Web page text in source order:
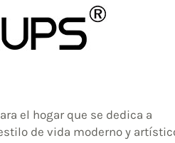
el hogar que se dedica a
de vida moderno y